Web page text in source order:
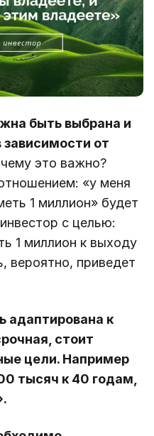
быть выбрана и
зависимости от
это важно?
«у меня
1 миллион» будет
с целью:
1 миллион к выходу
вероятно, приведет
адаптирована к
стоит
цели. Например
тысяч к 40 годам,